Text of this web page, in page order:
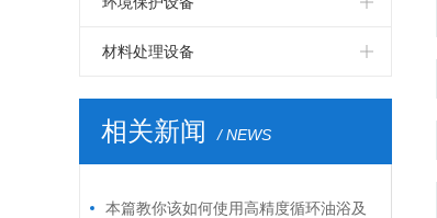
荷兰snijders
BUCHI全自动凯氏定氮仪
BEHR 凯氏定氮
BEHR 粗纤维测定
BEHR 采样器
BEHR 固相萃取仪
BEHR 生物活性测定仪
材料处理设备
MMM烘箱
Mic-mac气流粉碎机隔离箱
相关新闻 / NEWS
本篇教你该如何使用高精度循环油浴及